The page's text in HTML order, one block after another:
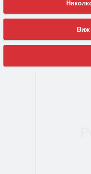
Виж